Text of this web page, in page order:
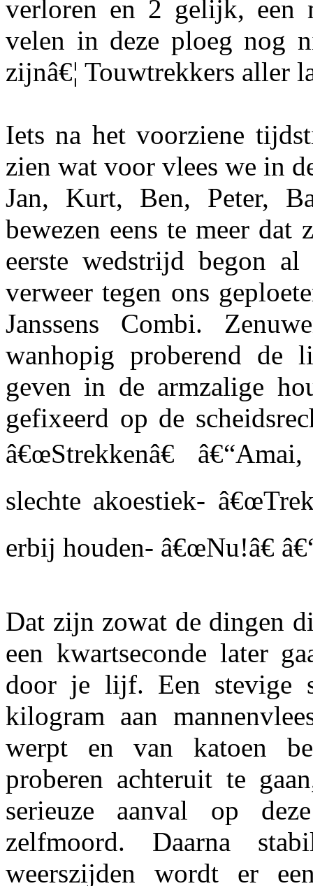
verloren en 2 gelijk, een
velen in deze ploeg nog
zijnâ€¦ Touwtrekkers aller
Iets na het voorziene
zien wat voor vlees we in
Jan, Kurt, Ben, Peter,
bewezen eens te meer
eerste wedstrijd begon al
verweer tegen ons
Janssens Combi.
wanhopig proberend de
geven in de armzalige
gefixeerd op de
â€œStrekkenâ€
slechte akoestiek-
erbij houden- â€œNu!â€
Dat zijn zowat de dingen
een kwartseconde later
door je lijf. Een stevige
kilogram aan
werpt en van katoen
proberen achteruit te
serieuze aanval op
zelfmoord. Daarna
weerszijden wordt er